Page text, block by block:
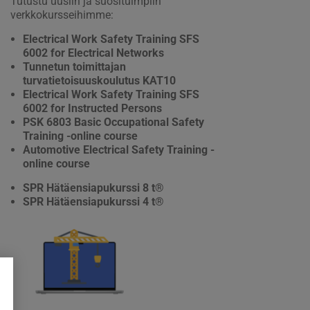
verkkokursseihimme:
Electrical Work Safety Training SFS
6002 for Electrical Networks
Tunnetun toimittajan
turvatietoisuuskoulutus KAT10
Electrical Work Safety Training SFS
6002 for Instructed Persons
PSK 6803 Basic Occupational Safety
Training -online course
Automotive Electrical Safety Training -
online course
SPR Hätäensiapukurssi 8 t®
SPR Hätäensiapukurssi 4 t®